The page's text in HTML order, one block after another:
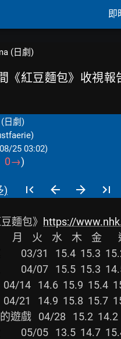
即
(日劇)
《紅豆麵包》收視報
(日劇)
25 03:02)
0→)
)
麵包》 https://
03/31   15.4  15.3
04/07   15.5  15.3
04/14   14.6  15.9  15.4
04/21   14.9  15.8  15.7
遊戲   04/28   15.2  14.2
05/05   13.5  14.7